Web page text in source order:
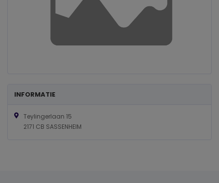
INFORMATIE
Teylingerlaan 15
2171 CB SASSENHEIM